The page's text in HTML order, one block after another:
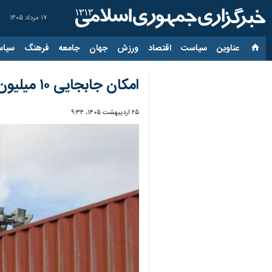
۱۷ مرداد ۱۴۰۵
عناوین‌ سیاست اقتصاد ورزش جهان جامعه فرهنگ
امکان جابجایی ۱۰ میلیون تن بار در مرز سرخس با ترکمنستان فراهم است
۲۵ اردیبهشت ۱۴۰۵، ۹:۳۴